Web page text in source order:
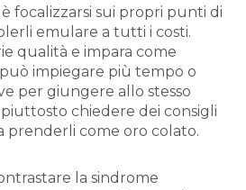
focalizzarsi sui propri punti di
emulare a tutti i costi.
qualità e impara come
impiegare più tempo o
per giungere allo stesso
chiedere dei consigli
prenderli come oro colato.
la sindrome